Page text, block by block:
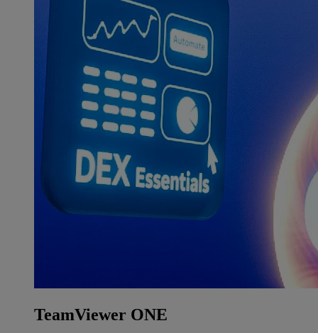
TeamViewer ONE